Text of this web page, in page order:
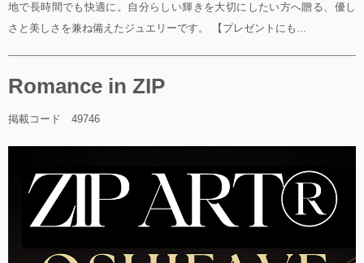
地で長時間でも快適に。自分らしい輝きを大切にしたい方へ贈る、優し
さと美しさを兼ね備えたジュエリーです。 【プレゼントにも...
Romance in ZIP
掲載コード 49746